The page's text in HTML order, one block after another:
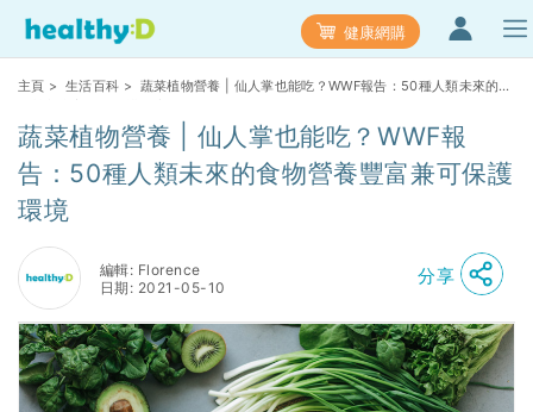
健康網購
主頁 > 生活百科 > 蔬菜植物營養 | 仙人掌也能吃？WWF報告：50種人類未來的食
蔬菜植物營養 | 仙人掌也能吃？WWF報
告：50種人類未來的食物營養豐富兼可保護
環境
編輯: Florence
日期: 2021-05-10
分享